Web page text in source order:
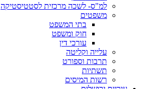
למ"ס- לשכה מרכזית לסטטיסטיקה
משפטים
בתי המשפט
חוק ומשפט
עורכי דין
עלייה וקליטה
תרבות וספורט
תשתיות
רשות המיסים